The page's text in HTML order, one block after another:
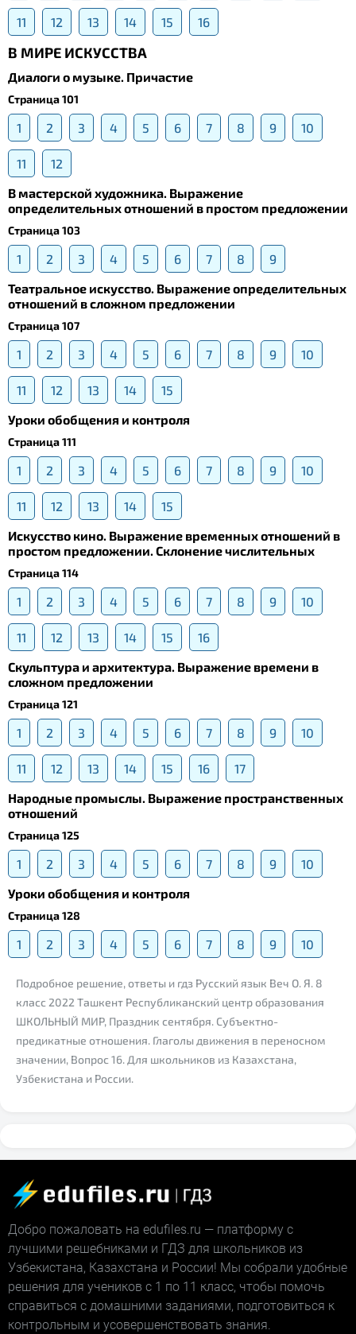
11 12 13 14 15 16
В МИРЕ ИСКУССТВА
Диалоги о музыке. Причастие
Страница 101
1 2 3 4 5 6 7 8 9 10
11
12
В мастерской художника. Выражение
определительных отношений в простом предложении
Страница 103
1 2 3 4 5 6 7 8
9
Театральное искусство. Выражение определительных
отношений в сложном предложении
Страница 107
1 2 3 4 5 6 7 8 9 10
11 12 13 14
15
Уроки обобщения и контроля
Страница 111
1 2 3 4 5 6 7 8 9 10
11 12 13 14
15
Искусство кино. Выражение временных отношений в
простом предложении. Склонение числительных
Страница 114
1 2 3 4 5 6 7 8 9 10
11 12 13 14 15
16
Скульптура и архитектура. Выражение времени в
сложном предложении
Страница 121
1 2 3 4 5 6 7 8 9 10
11 12 13 14 15 16
17
Народные промыслы. Выражение пространственных
отношений
Страница 125
1 2 3 4 5 6 7 8 9
10
Уроки обобщения и контроля
Страница 128
1 2 3 4 5 6 7 8 9 10
Подробное решение, ответы и гдз Русский язык Веч О. Я. 8
класс 2022 Ташкент Республиканский центр образования
ШКОЛЬНЫЙ МИР, Праздник сентября. Субъектно-
предикатные отношения. Глаголы движения в переносном
значении, Вопрос 16. Для школьников из Казахстана,
Узбекистана и России.
Добро пожаловать на edufiles.ru — платформу с
лучшими решебниками и ГДЗ для школьников из
Узбекистана, Казахстана и России! Мы собрали удобные
решения для учеников с 1 по 11 класс, чтобы помочь
справиться с домашними заданиями, подготовиться к
контрольным и усовершенствовать знания.